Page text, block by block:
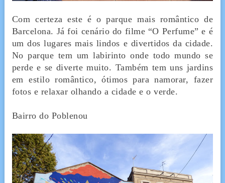
Com certeza este é o parque mais romântico de
Barcelona. Já foi cenário do filme “O Perfume” e é
um dos lugares mais lindos e divertidos da cidade.
No parque tem um labirinto onde todo mundo se
perde e se diverte muito. Também tem uns jardins
em estilo romântico, ótimos para namorar, fazer
fotos e relaxar olhando a cidade e o verde.
Bairro do Poblenou